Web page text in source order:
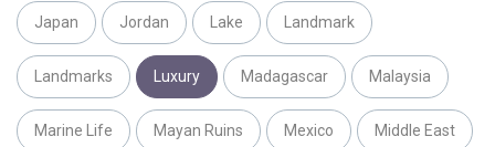
Japan Jordan Lake Landmark
Landmarks Luxury Madagascar Malaysia
Marine Life Mayan Ruins Mexico Middle East